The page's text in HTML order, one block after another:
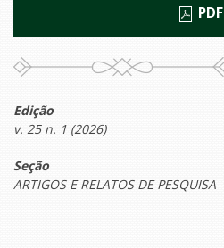
PDF
Edição
v. 25 n. 1 (2026)
Seção
ARTIGOS E RELATOS DE PESQUISA